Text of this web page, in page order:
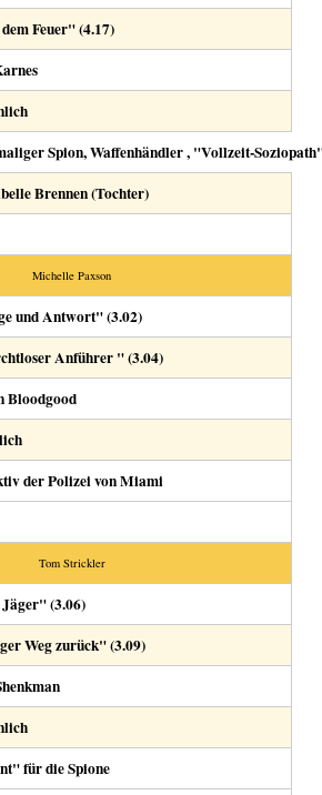
Feuer" (4.17)
Spion, Waffenhändler , "Vollzeit-
Brennen (Tochter)
Michelle Paxson
und Antwort" (3.02)
Anführer " (3.04)
Bloodgood
der Polizei von Miami
Tom Strickler
(3.06)
Weg zurück" (3.09)
für die Spione